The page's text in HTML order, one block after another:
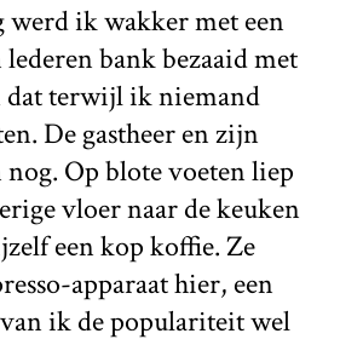
werd ik wakker met een
bank bezaaid met
dat terwijl ik niemand
De gastheer en zijn
Op blote voeten liep
vloer naar de keuken
een kop koffie. Ze
apparaat hier, een
ik de populariteit wel